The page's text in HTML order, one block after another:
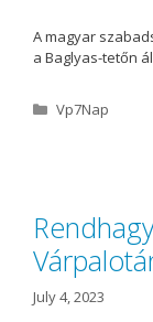
A magyar
a Baglyas-tetőn
C
r
i
e
s
Vp7Nap
July 4, 2023